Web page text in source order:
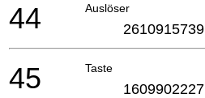
Auslöser
44 2610915739
Taste
45 1609902227